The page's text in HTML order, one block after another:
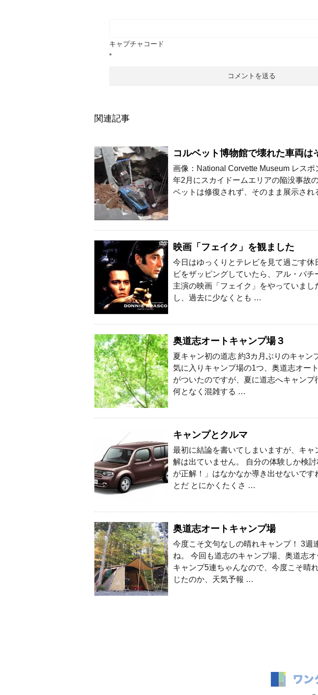
キャプチャコード
*
関連記事
コルベット博物館で壊れた車両は
画像：National Corvette Museum レス
年2月にスカイドームエリアの陥没事故
ベットは修復されず、そのまま展示さ
映画「フェイク」を観ました
今日はゆっくりとテレビを見て過ごす休
ビをザッピングしていたら、アル・パ
主演の映画「フェイク」をやっていまし
し、過去に少なくとも …
奥道志オートキャンプ場３
夏キャン初の道志 約3カ月ぶりのキャン
気に入りキャンプ場の1つ、奥道志オー
がついたのですが、夏に道志へキャンプ
何となく混雑する …
キャンプとクルマ
最初に結論を書いてしまいますが、キャ
解は出ていません。 自分の体験しか検
が正解！」はなかなか導き出せないです
とだ とにかくたくさ …
奥道志オートキャンプ場
今度こそ文句なしの晴れキャンプ！ 3週
ね。 今回も道志のキャンプ場、奥道志
キャンプ5連ちゃんなので、今度こそ晴
じたのか、天気予報 …